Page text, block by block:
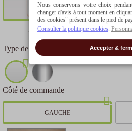
Manuelle à chainette
Type de chaînette PVC BLANC
Côté de commande
GAUCHE
Nous conservons votre choix
changer d'avis à tout moment en
des cookies" présent dans le pied de
Consulter la politique cookies.
Accepter &